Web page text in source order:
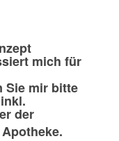
mich für
Sie mir bitte
der